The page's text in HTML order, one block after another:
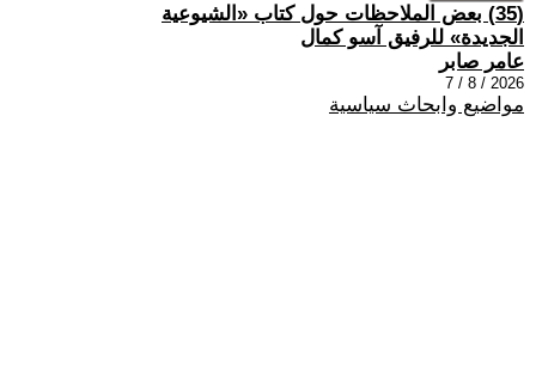
(35) بعض الملاحظات حول كتاب «الشيوعية
الجديدة» للرفيق آسو كمال
عامر صابر
2026 / 8 / 7
مواضيع وابحاث سياسية